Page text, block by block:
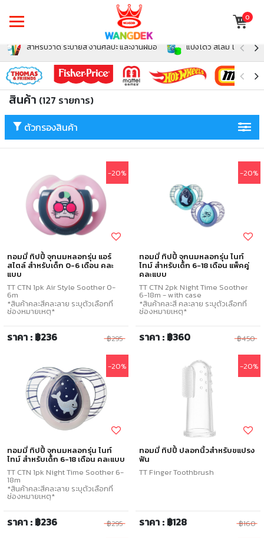
0
สำหรับวาด ระบายสี งานศิลปะ และงานฝีมือ แป้งโดว์ สไลม์ โฟม สำห
สินค้า (127 รายการ)
ตัวกรองสินค้า
-20%
ทอมมี่ ทิปปี้ จุกนมหลอกรุ่น แอร์
สไตล์ สำหรับเด็ก 0-6 เดือน คละ
แบบ
TT CTN 1pk Air Style Soother 0-
6m
*สินค้าคละสีคละลาย ระบุตัวเลือกที่
ช่องหมายเหตุ*
ราคา : ฿236 ฿295
-20%
ทอมมี่ ทิปปี้ จุกนมหลอกรุ่น ไนท์
ไทม์ สำหรับเด็ก 6-18 เดือน แพ็คคู่
คละแบบ
TT CTN 2pk Night Time Soother
6-18m - with case
*สินค้าคละสี คละลาย ระบุตัวเลือกที่
ช่องหมายเหตุ*
ราคา : ฿360 ฿450
-20%
ทอมมี่ ทิปปี้ จุกนมหลอกรุ่น ไนท์
ไทม์ สำหรับเด็ก 6-18 เดือน คละแบบ
TT CTN 1pk Night Time Soother 6-
18m
*สินค้าคละสีคละลาย ระบุตัวเลือกที่
ช่องหมายเหตุ*
ราคา : ฿236 ฿295
-20%
ทอมมี่ ทิปปี้ ปลอกนิ้วสำหรับฃแปรง
ฟัน
TT Finger Toothbrush
ราคา : ฿128 ฿160